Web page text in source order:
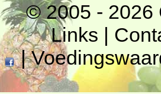
© 2005 - 2026
Links |
|